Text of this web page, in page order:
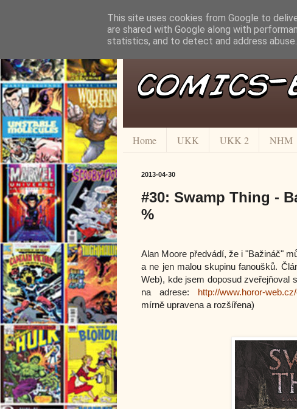
Home UKK UKK 2 NHM
2013-04-30
#30: Swamp Thing -
%
Alan Moore předvádí, že i "Bažináč"
a ne jen malou skupinu fanoušků.
Web), kde jsem doposud zveřejňoval
na adrese: http://www.horor-
mírně upravena a rozšířena)
This site uses cookies from Google to
are shared with Google along with
statistics, and to detect and address abuse.